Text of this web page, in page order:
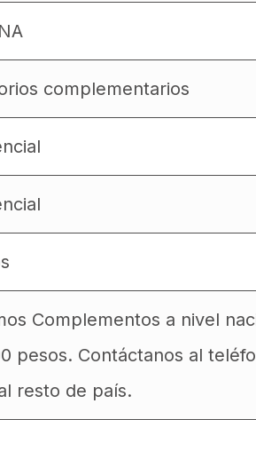
complementarios
Complementos a nivel
pesos. Contáctanos al
resto de país.